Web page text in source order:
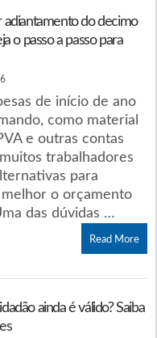
adiantamento do decimo
o passo a passo para
de início de ano
como material
e outras contas
trabalhadores
para
o orçamento
das dúvidas …
Read More
ainda é válido? Saiba